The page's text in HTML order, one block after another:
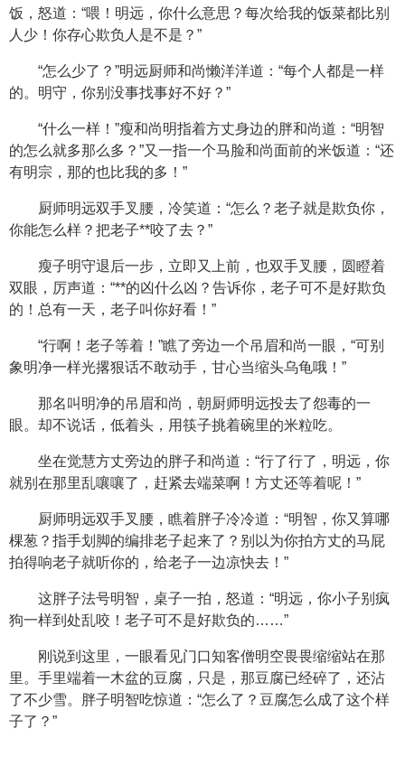
饭，怒道：“喂！明远，你什么意思？每次给我的饭菜都比别
人少！你存心欺负人是不是？”
“怎么少了？”明远厨师和尚懒洋洋道：“每个人都是一样
的。明守，你别没事找事好不好？”
“什么一样！”瘦和尚明指着方丈身边的胖和尚道：“明智
的怎么就多那么多？”又一指一个马脸和尚面前的米饭道：“还
有明宗，那的也比我的多！”
厨师明远双手叉腰，冷笑道：“怎么？老子就是欺负你，
你能怎么样？把老子**咬了去？”
瘦子明守退后一步，立即又上前，也双手叉腰，圆瞪着
双眼，厉声道：“**的凶什么凶？告诉你，老子可不是好欺负
的！总有一天，老子叫你好看！”
“行啊！老子等着！”瞧了旁边一个吊眉和尚一眼，“可别
象明净一样光撂狠话不敢动手，甘心当缩头乌龟哦！”
那名叫明净的吊眉和尚，朝厨师明远投去了怨毒的一
眼。却不说话，低着头，用筷子挑着碗里的米粒吃。
坐在觉慧方丈旁边的胖子和尚道：“行了行了，明远，你
就别在那里乱嚷嚷了，赶紧去端菜啊！方丈还等着呢！”
厨师明远双手叉腰，瞧着胖子冷冷道：“明智，你又算哪
棵葱？指手划脚的编排老子起来了？别以为你拍方丈的马屁
拍得响老子就听你的，给老子一边凉快去！”
这胖子法号明智，桌子一拍，怒道：“明远，你小子别疯
狗一样到处乱咬！老子可不是好欺负的……”
刚说到这里，一眼看见门口知客僧明空畏畏缩缩站在那
里。手里端着一木盆的豆腐，只是，那豆腐已经碎了，还沾
了不少雪。胖子明智吃惊道：“怎么了？豆腐怎么成了这个样
子了？”